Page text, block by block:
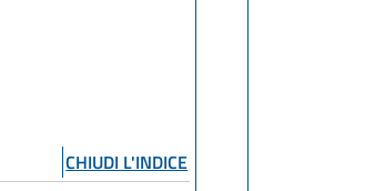
CHIUDI L'INDICE